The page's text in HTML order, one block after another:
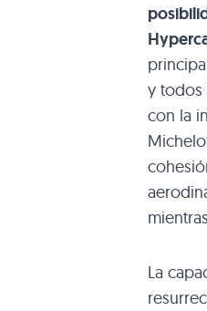
y todos
con la
La